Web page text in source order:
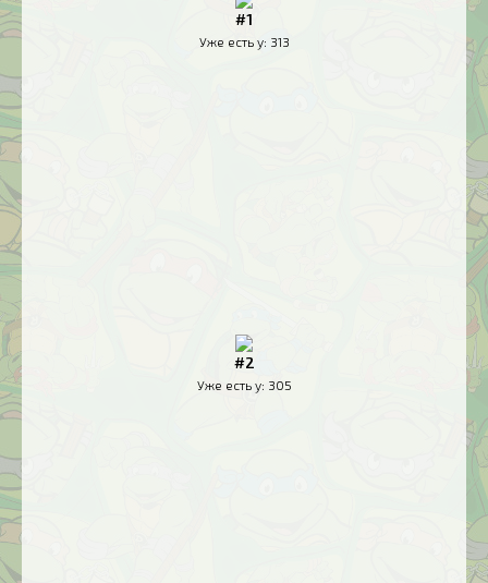
#1
Уже есть у: 313
#2
Уже есть у: 305